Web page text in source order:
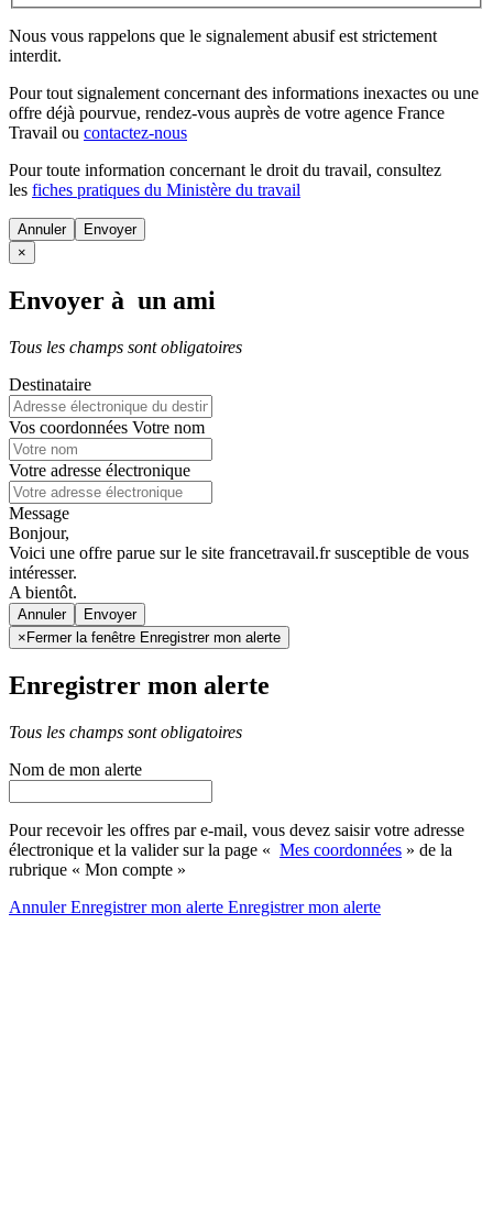
Nous vous rappelons que le signalement abusif est strictement
interdit.
Pour tout signalement concernant des informations inexactes ou une
offre déjà pourvue, rendez-vous auprès de votre agence France
Travail ou contactez-nous
Pour toute information concernant le droit du travail, consultez
les fiches pratiques du Ministère du travail
Annuler
×
Envoyer à un ami
Tous les champs sont obligatoires
Destinataire
Vos coordonnées Votre nom
Votre adresse électronique
Message
Bonjour,
Voici une offre parue sur le site francetravail.fr susceptible de vous
intéresser.
A bientôt.
Annuler
× Fermer la fenêtre Enregistrer mon alerte
Enregistrer mon alerte
Tous les champs sont obligatoires
Nom de mon alerte
Pour recevoir les offres par e-mail, vous devez saisir votre adresse
électronique et la valider sur la page « Mes coordonnées » de la
rubrique « Mon compte »
AnnulerEnregistrer mon alerte Enregistrermon alerte